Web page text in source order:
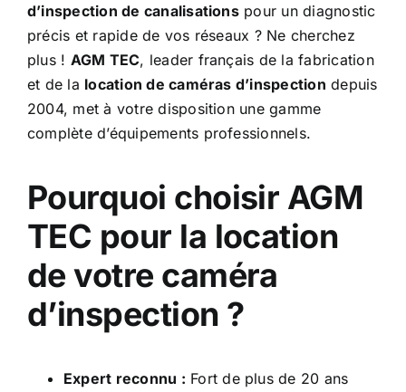
d’inspection de canalisationspour un diagnostic
précis et rapide de vos réseaux ? Ne cherchez
plus ! AGM TEC, leader français de la fabrication
et de la location de caméras d’inspection depuis
2004, met à votre disposition une gamme
complète d’équipements professionnels.
Pourquoi choisir AGM
TEC pour la location
de votre caméra
d’inspection ?
Expert reconnu : Fort de plus de 20 ans